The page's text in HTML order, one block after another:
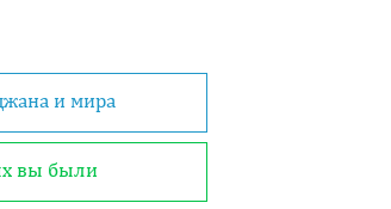
и мира
вы были